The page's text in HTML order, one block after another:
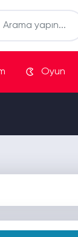
Oyun